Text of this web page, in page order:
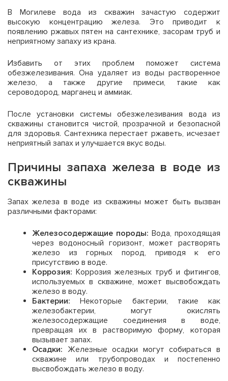
В Могилеве вода из скважин зачастую содержит
высокую концентрацию железа. Это приводит к
появлению ржавых пятен на сантехнике, засорам труб и
неприятному запаху из крана.
Избавить от этих проблем поможет система
обезжелезивания. Она удаляет из воды растворенное
железо, а также другие примеси, такие как
сероводород, марганец и аммиак.
После установки системы обезжелезивания вода из
скважины становится чистой, прозрачной и безопасной
для здоровья. Сантехника перестает ржаветь, исчезает
неприятный запах и улучшается вкус воды.
Причины запаха железа в воде из
скважины
Запах железа в воде из скважины может быть вызван
различными факторами:
Железосодержащие породы: Вода, проходящая
через водоносный горизонт, может растворять
железо из горных пород, приводя к его
присутствию в воде.
Коррозия: Коррозия железных труб и фитингов,
используемых в скважине, может высвобождать
железо в воду.
Бактерии: Некоторые бактерии, такие как
железобактерии, могут окислять
железосодержащие соединения в воде,
превращая их в растворимую форму, которая
вызывает запах.
Осадки: Железные осадки могут собираться в
скважине или трубопроводах и постепенно
высвобождать железо в воду.